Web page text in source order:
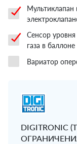
Мультиклапан
Сенсор
газа в
Вариатор
DIGITRONIC